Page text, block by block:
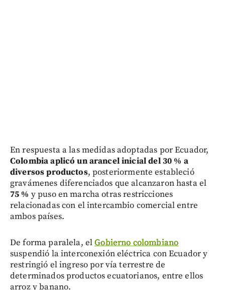
En respuesta a las medidas adoptadas por Ecuador,
Colombia aplicó un arancel inicial del 30 % a
diversos productos, posteriormente estableció
gravámenes diferenciados que alcanzaron hasta el
75 % y puso en marcha otras restricciones
relacionadas con el intercambio comercial entre
ambos países.
De forma paralela, elGobierno colombiano
suspendió la interconexión eléctrica con Ecuador y
restringió el ingreso por vía terrestre de
determinados productos ecuatorianos, entre ellos
arroz y banano.